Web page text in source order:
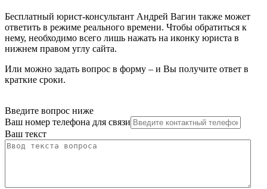
Бесплатный юрист-консультант Андрей Вагин также может
ответить в режиме реального времени. Чтобы обратиться к
нему, необходимо всего лишь нажать на иконку юриста в
нижнем правом углу сайта.
Или можно задать вопрос в форму – и Вы получите ответ в
краткие сроки.
Введите вопрос ниже
Ваш номер телефона для связи
Ваш текст